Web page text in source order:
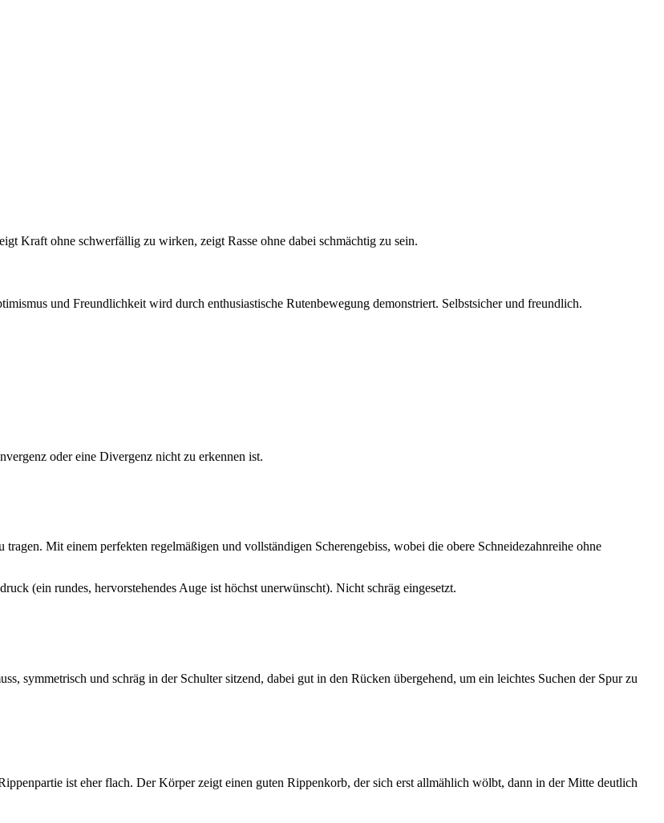
Kraft ohne schwerfällig zu wirken, zeigt Rasse ohne dabei schmächtig zu sein.
und Freundlichkeit wird durch enthusiastische Rutenbewegung demonstriert. Selbstsicher und freundlich.
oder eine Divergenz nicht zu erkennen ist.
Mit einem perfekten regelmäßigen und vollständigen Scherengebiss, wobei die obere Schneidezahnreihe ohne
(ein rundes, hervorstehendes Auge ist höchst unerwünscht). Nicht schräg eingesetzt.
symmetrisch und schräg in der Schulter sitzend, dabei gut in den Rücken übergehend, um ein leichtes Suchen der Spur zu
ist eher flach. Der Körper zeigt einen guten Rippenkorb, der sich erst allmählich wölbt, dann in der Mitte deutlich